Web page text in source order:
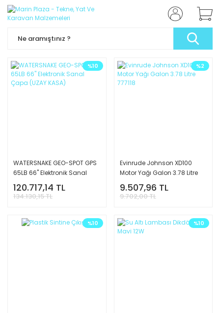
%10
WATERSNAKE GEO-SPOT GPS
65LB 66'' Elektronik Sanal
Çapa (UZAY KASA)
120.717,14 TL
134.130,15 TL
%2
Evinrude Johnson XD100
Motor Yağı Galon 3.78 Litre
777118
9.507,96 TL
9.702,00 TL
%10 %10